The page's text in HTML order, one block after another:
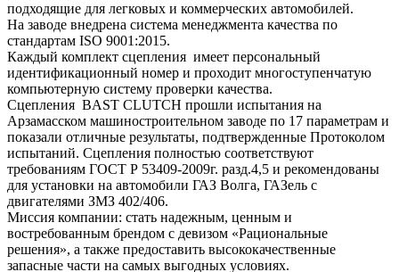
подходящие для легковых и коммерческих автомобилей.
На заводе внедрена система менеджмента качества по
стандартам ISO 9001:2015.
Каждый комплект сцепления имеет персональный
идентификационный номер и проходит многоступенчатую
компьютерную систему проверки качества.
Сцепления BAST CLUTCH прошли испытания на
Арзамасском машиностроительном заводе по 17 параметрам и
показали отличные результаты, подтвержденные Протоколом
испытаний. Сцепления полностью соответствуют
требованиям ГОСТ Р 53409-2009г. разд.4,5 и рекомендованы
для установки на автомобили ГАЗ Волга, ГАЗель с
двигателями ЗМЗ 402/406.
Миссия компании: стать надежным, ценным и
востребованным брендом с девизом «Рациональные
решения», а также предоставить высококачественные
запасные части на самых выгодных условиях.